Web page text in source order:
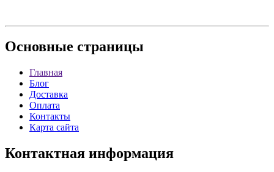
Основные страницы
Главная
Блог
Доставка
Оплата
Контакты
Карта сайта
Контактная информация